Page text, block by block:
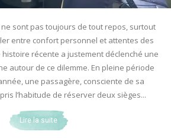
sont pas toujours de tout repos, surtout
entre confort personnel et attentes des
récente a justement déclenché une
autour de ce dilemme. En pleine période
une passagère, consciente de sa
l’habitude de réserver deux sièges...
Lire la suite